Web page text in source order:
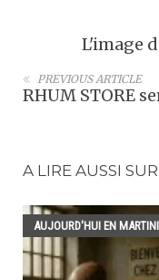
L'image
PREVIOUS ARTICLE
RHUM STORE
A LIRE AUSSI
AUJOURD'HUI EN